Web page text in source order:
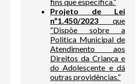
Projeto de Lei
nº1.450/2023 que
“Dispõe sobre a
Politica Municipal de
Atendimento aos
Direitos da Criança e
do Adolescente e dá
outras providências.”